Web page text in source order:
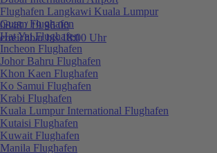
0848 / 19 96 00
erreichbar bis 18:00 Uhr
Flughafen Langkawi Kuala Lumpur
Guam Flughafen
Hat Yai Flughafen
Incheon Flughafen
Johor Bahru Flughafen
Khon Kaen Flughafen
Ko Samui Flughafen
Krabi Flughafen
Kuala Lumpur International Flughafen
Kutaisi Flughafen
Kuwait Flughafen
Manila Flughafen